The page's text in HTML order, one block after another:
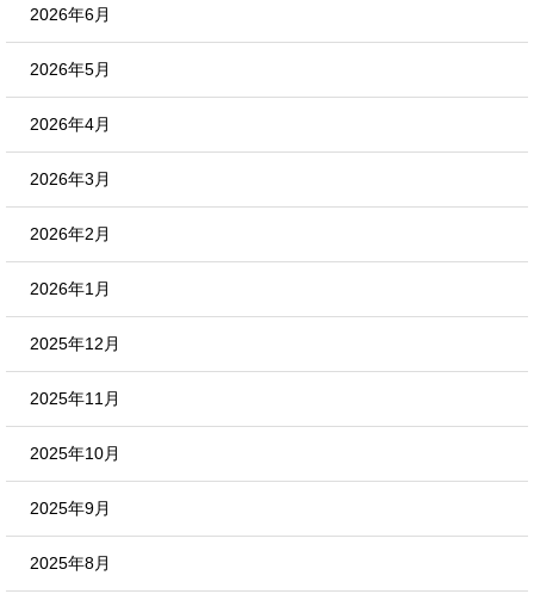
2026年6月
2026年5月
2026年4月
2026年3月
2026年2月
2026年1月
2025年12月
2025年11月
2025年10月
2025年9月
2025年8月